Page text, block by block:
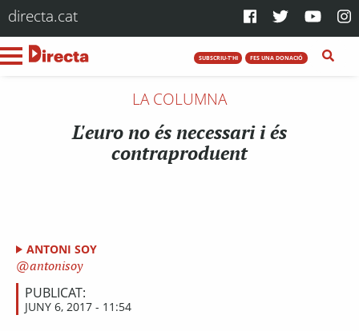
directa.cat
SUBSCRIU-T'HI FES UNA DONACIÓ
LA COLUMNA
L'euro no és necessari i és
contraproduent
ANTONI SOY
antonisoy
PUBLICAT:
JUNY 6, 2017 - 11:54